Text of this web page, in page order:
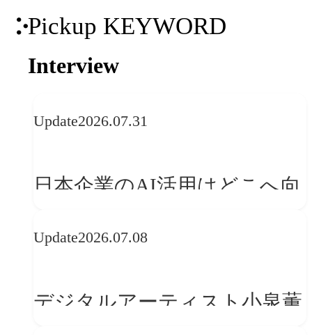
Pickup KEYWORD
Interview
Update2026.07.31
日本企業のAI活用はどこへ向
レンドに見る「人間中心」へ
Update2026.07.08
デジタルアーティスト小泉薫